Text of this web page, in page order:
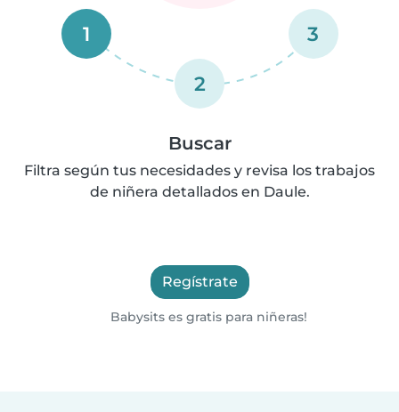
1
2
3
Buscar
Filtra según tus necesidades y revisa los trabajos
de niñera detallados en Daule.
Regístrate
Babysits es gratis para niñeras!